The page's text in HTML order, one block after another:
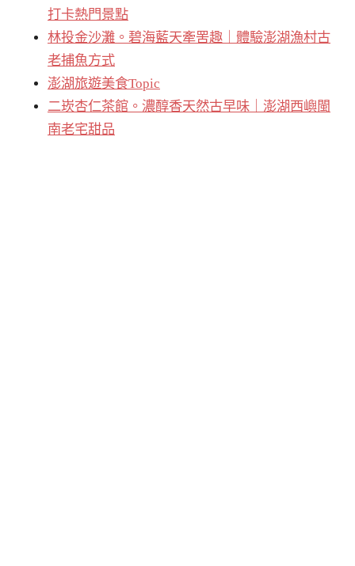
打卡熱門景點
林投金沙灘。碧海藍天牽罟趣｜體驗澎湖漁村古
老捕魚方式
澎湖旅遊美食Topic
二崁杏仁茶館。濃醇香天然古早味｜澎湖西嶼閩
南老宅甜品